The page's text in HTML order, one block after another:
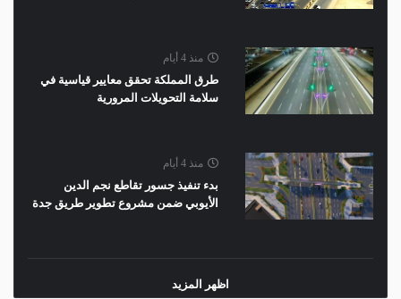
منذ 4 أيام
طرق المملكة تحقق معايير قياسية في
سلامة التحويلات المرورية
منذ 4 أيام
بدء تنفيذ جسور تقاطع نجم الدين
الأيوبي ضمن مشروع تطوير طريق جدة
اظهر المزيد